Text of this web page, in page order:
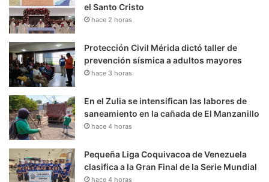
el Santo Cristo
hace 2 horas
Protección Civil Mérida dictó taller de
prevención sísmica a adultos mayores
hace 3 horas
En el Zulia se intensifican las labores de
saneamiento en la cañada de El Manzanillo
hace 4 horas
Pequeña Liga Coquivacoa de Venezuela
clasifica a la Gran Final de la Serie Mundial
hace 4 horas